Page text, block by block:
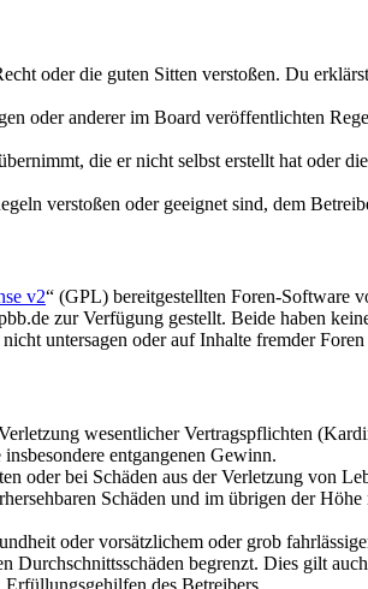
oder die guten Sitten verstoßen. Du
oder anderer im Board veröffentlichten
die er nicht selbst erstellt hat oder
verstoßen oder geeignet sind, dem
v2“ (GPL) bereitgestellten Foren-Software
zur Verfügung gestellt. Beide haben
untersagen oder auf Inhalte fremder
wesentlicher Vertragspflichten
entgangenen Gewinn.
oder bei Schäden aus der Verletzung von
Schäden und im übrigen der
oder vorsätzlichem oder grob
begrenzt. Dies gilt
des Betreibers.